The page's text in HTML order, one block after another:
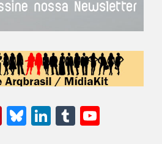
Pinterest
Bluesky
LinkedIn
Tumblr